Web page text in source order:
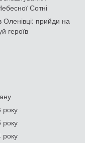
Сотні
Оленівці: прийди на
героїв
року
року
року